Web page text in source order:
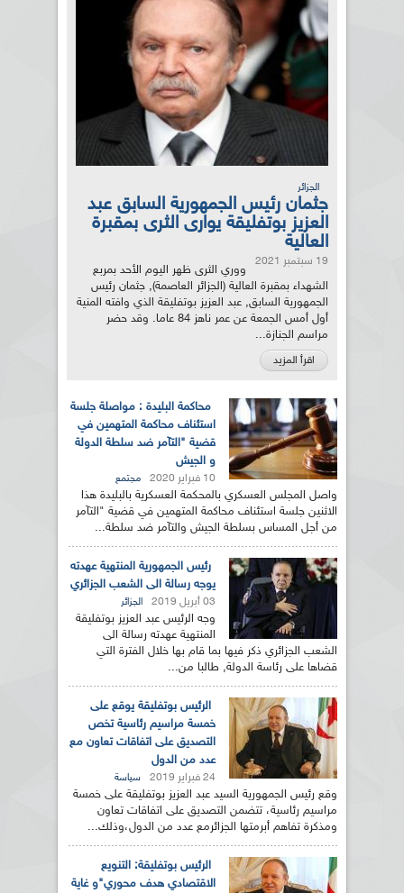
الجزائر
جثمان رئيس الجمهورية السابق عبد
العزيز بوتفليقة يوارى الثرى بمقبرة
العالية
19 سبتمبر 2021
ووري الثرى ظهر اليوم الأحد بمربع
الشهداء بمقبرة العالية (الجزائر العاصمة), جثمان رئيس
الجمهورية السابق, عبد العزيز بوتفليقة الذي وافته المنية
أول أمس الجمعة عن عمر ناهز 84 عاما. وقد حضر
مراسم الجنازة...
اقرأ المزيد
محاكمة البليدة : مواصلة جلسة
استئناف محاكمة المتهمين في
قضية "التآمر ضد سلطة الدولة
و الجيش
10 فبراير 2020 مجتمع
واصل المجلس العسكري بالمحكمة العسكرية بالبليدة هذا
الاثنين جلسة استئناف محاكمة المتهمين في قضية "التآمر
من أجل المساس بسلطة الجيش والتآمر ضد سلطة...
رئيس الجمهورية المنتهية عهدته
يوجه رسالة الى الشعب الجزائري
03 أبريل 2019 الجزائر
وجه الرئيس عبد العزيز بوتفليقة
المنتهية عهدته رسالة الى
الشعب الجزائري ذكر فيها بما قام بها خلال الفترة التي
قضاها على رئاسة الدولة, طالبا من...
الرئيس بوتفليقة يوقع على
خمسة مراسيم رئاسية تخص
التصديق على اتفاقات تعاون مع
عدد من الدول
24 فبراير 2019 سياسة
وقع رئيس الجمهورية السيد عبد العزيز بوتفليقة على خمسة
مراسيم رئاسية، تتضمن التصديق على اتفاقات تعاون
ومذكرة تفاهم أبرمتها الجزائرمع عدد من الدول،وذلك...
الرئيس بوتفليقة: التنويع
الاقتصادي هدف محوري"و غاية